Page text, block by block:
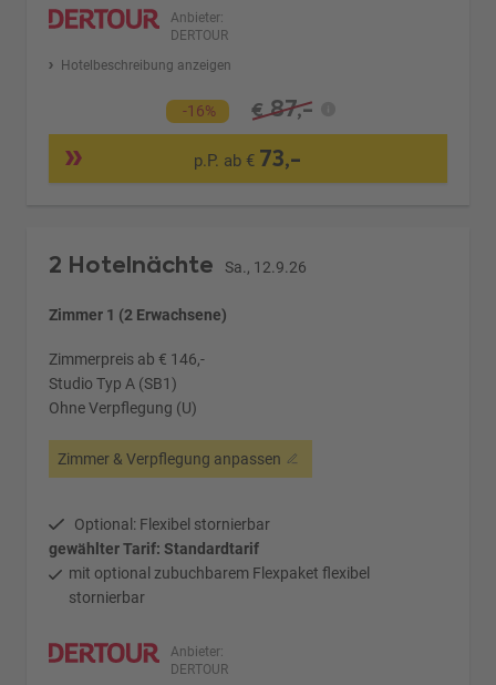
Anbieter:
DERTOUR
Hotelbeschreibung anzeigen
-16% € 87,-
p.P. ab € 73,-
2 Hotelnächte Sa., 12.9.26
Zimmer 1 (2 Erwachsene)
Zimmerpreis ab € 146,-
Studio Typ A (SB1)
Ohne Verpflegung (U)
Zimmer & Verpflegung anpassen
Optional: Flexibel stornierbar
gewählter Tarif: Standardtarif
mit optional zubuchbarem Flexpaket flexibel
stornierbar
Anbieter:
DERTOUR